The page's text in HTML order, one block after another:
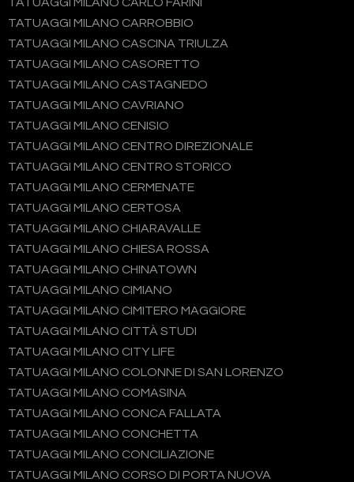
TATUAGGI MILANO CARROBBIO
TATUAGGI MILANO CASCINA TRIULZA
TATUAGGI MILANO CASORETTO
TATUAGGI MILANO CASTAGNEDO
TATUAGGI MILANO CAVRIANO
TATUAGGI MILANO CENISIO
TATUAGGI MILANO CENTRO DIREZIONALE
TATUAGGI MILANO CENTRO STORICO
TATUAGGI MILANO CERMENATE
TATUAGGI MILANO CERTOSA
TATUAGGI MILANO CHIARAVALLE
TATUAGGI MILANO CHIESA ROSSA
TATUAGGI MILANO CHINATOWN
TATUAGGI MILANO CIMIANO
TATUAGGI MILANO CIMITERO MAGGIORE
TATUAGGI MILANO CITTÀ STUDI
TATUAGGI MILANO CITY LIFE
TATUAGGI MILANO COLONNE DI SAN LORENZO
TATUAGGI MILANO COMASINA
TATUAGGI MILANO CONCA FALLATA
TATUAGGI MILANO CONCHETTA
TATUAGGI MILANO CONCILIAZIONE
TATUAGGI MILANO CORSO DI PORTA NUOVA